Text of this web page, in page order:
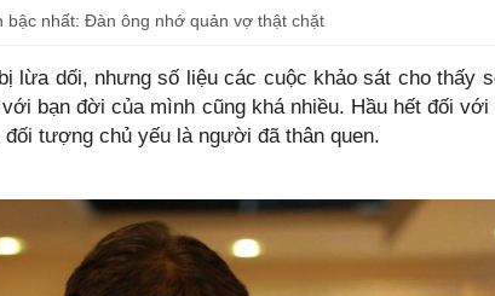
bậc nhất: Đàn ông nhớ quản vợ thật chặt
lừa dối, nhưng số liệu các cuộc khảo sát cho thấy
bạn đời của mình cũng khá nhiều. Hầu hết đối với
tượng chủ yếu là người đã thân quen.